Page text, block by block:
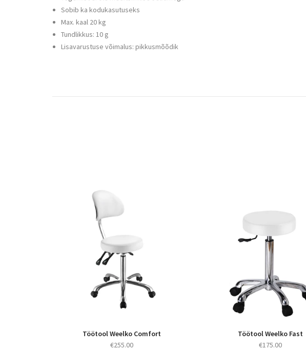
Sobib ka kodukasutuseks
Max. kaal 20 kg
Tundlikkus: 10 g
Lisavarustuse võimalus: pikkusmõõdik
Töötool Weelko Comfort
€255.00
Töötool Weelko Fast
€175.00